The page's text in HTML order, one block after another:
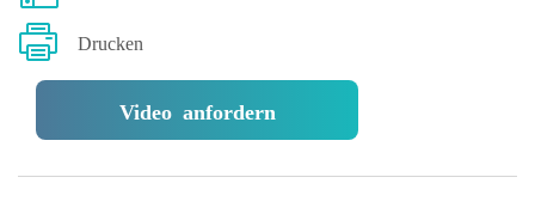
Drucken
Video anfordern